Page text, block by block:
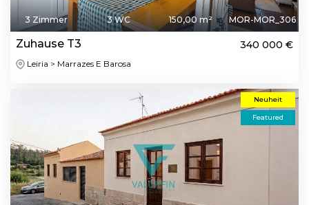
3 Zimmer 3 WC 150,00 m² MOR-MOR_306
Zuhause T3 340 000 €
Leiria > Marrazes E Barosa
Neuheit
Featured